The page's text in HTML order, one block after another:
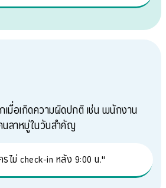
เมื่อเกิดความผิดปกติ เช่น พนักงาน
ลาหมู่ในวันสำคัญ
รไม่ check-in หลัง 9:00 น."